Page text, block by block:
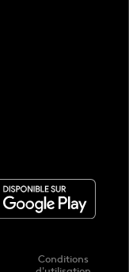
Conditions